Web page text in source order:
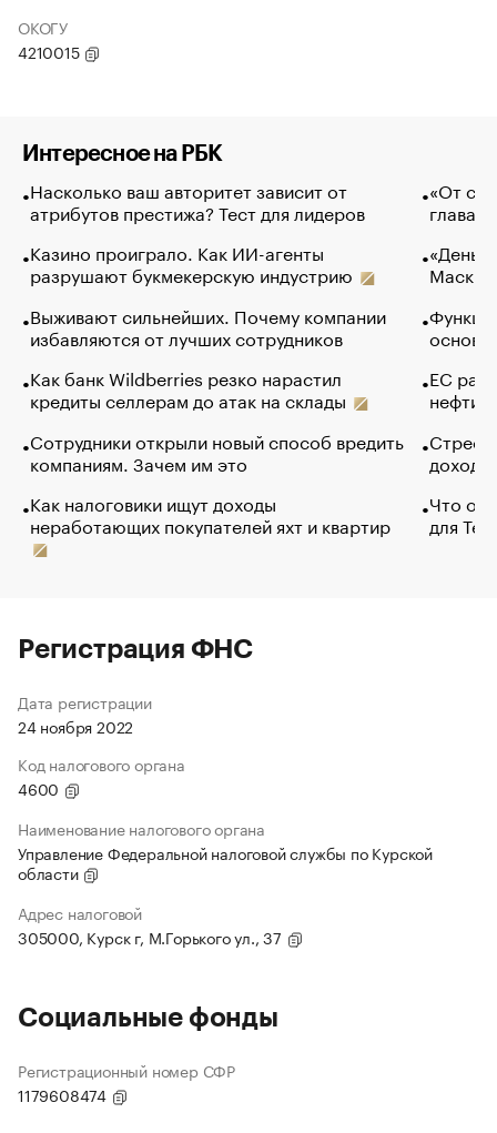
ОКОГУ
4210015
Интересное на РБК
Насколько ваш авторитет зависит от
атрибутов престижа? Тест для лидеров
Казино проиграло. Как ИИ-агенты
разрушают букмекерскую индустрию
Выживают сильнейших. Почему компании
избавляются от лучших сотрудников
Как банк Wildberries резко нарастил
кредиты селлерам до атак на склады
Сотрудники открыли новый способ вредить
компаниям. Зачем им это
Как налоговики ищут доходы
неработающих покупателей яхт и квартир
«От
глава
Маск в
основ
ЕС
нефти
Что
для
Регистрация ФНС
Дата регистрации
24 ноября 2022
Код налогового органа
4600
Наименование налогового органа
Управление Федеральной налоговой службы по Курской
области
Адрес налоговой
305000, Курск г, М.Горького ул., 37
Социальные фонды
Регистрационный номер СФР
1179608474